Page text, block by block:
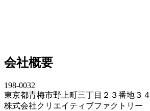
会社概要
198-0032
東京都青梅市野上町三丁目２３番地３４
株式会社クリエイティブファクトリー